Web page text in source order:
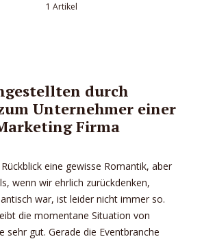
1 Artikel
durch
Unternehmer einer
Firma
eine gewisse Romantik, aber
wenn wir ehrlich zurückdenken,
war, ist leider nicht immer so.
die momentane Situation von
sehr gut. Gerade die Eventbranche